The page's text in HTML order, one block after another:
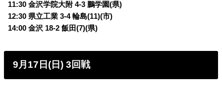
11:30 金沢学院大附 4-3 鵬学園(県)
12:30 県立工業 3-4輪島(11)(市)
14:00 金沢 18-2飯田(7)(県)
9月17日(日) 3回戦